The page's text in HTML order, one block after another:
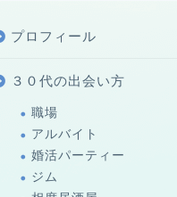
プロフィール
３０代の出会い方
職場
アルバイト
婚活パーティー
ジム